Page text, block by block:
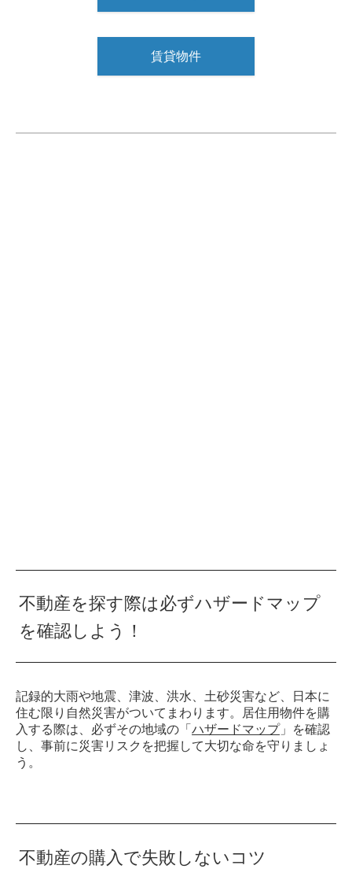
賃貸物件
不動産を探す際は必ずハザードマップ
を確認しよう！
記録的大雨や地震、津波、洪水、土砂災害など、日本に
住む限り自然災害がついてまわります。居住用物件を購
入する際は、必ずその地域の「 ハザードマップ」を確認
し、事前に災害リスクを把握して大切な命を守りましょ
う。
不動産の購入で失敗しないコツ